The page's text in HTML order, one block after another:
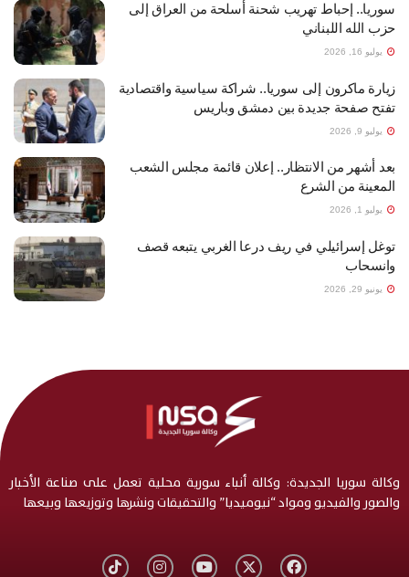
سوريا.. إحباط تهريب شحنة أسلحة من العراق إلى
حزب الله اللبناني
يوليو 16, 2026
زيارة ماكرون إلى سوريا.. شراكة سياسية واقتصادية
تفتح صفحة جديدة بين دمشق وباريس
يوليو 9, 2026
بعد أشهر من الانتظار.. إعلان قائمة مجلس الشعب
المعينة من الشرع
يوليو 1, 2026
توغل إسرائيلي في ريف درعا الغربي يتبعه قصف
وانسحاب
يونيو 29, 2026
وكالة سوريا الجديدة: وكالة أنباء سورية محلية تعمل على صناعة الأخبار
والصور والفيديو ومواد “نيوميديا” والتحقيقات ونشرها وتوزيعها وبيعها